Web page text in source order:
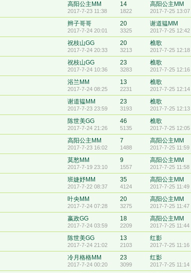
高阳公主MM
2017-7-23 11:38
14
1822
高阳公主MM
2017-7-25 13:07
辫子哥哥
2017-7-24 20:01
20
3325
谢道韫MM
2017-7-25 12:42
祝枝山GG
2017-7-24 20:33
20
3213
樵歌
2017-7-25 12:18
祝枝山GG
2017-7-24 10:36
23
3283
樵歌
2017-7-25 12:16
浴兰MM
2017-7-24 08:25
13
2231
樵歌
2017-7-25 12:14
谢道韫MM
2017-7-23 23:59
23
3193
樵歌
2017-7-25 12:13
陈世美GG
2017-7-24 21:26
46
5135
樵歌
2017-7-25 12:05
高阳公主MM
2017-7-23 16:02
7
1488
高阳公主MM
2017-7-25 11:59
莫愁MM
2017-7-19 23:10
9
1557
高阳公主MM
2017-7-25 11:58
班婕妤MM
2017-7-22 08:37
35
4124
高阳公主MM
2017-7-25 11:49
叶央MM
2017-7-24 07:28
20
3275
高阳公主MM
2017-7-25 11:47
嬴政GG
2017-7-24 03:59
18
2209
高阳公主MM
2017-7-25 11:44
陈世美GG
2017-7-24 21:02
13
2103
红影
2017-7-25 11:16
冷月格格MM
2017-7-24 00:20
23
3099
红影
2017-7-25 11:14